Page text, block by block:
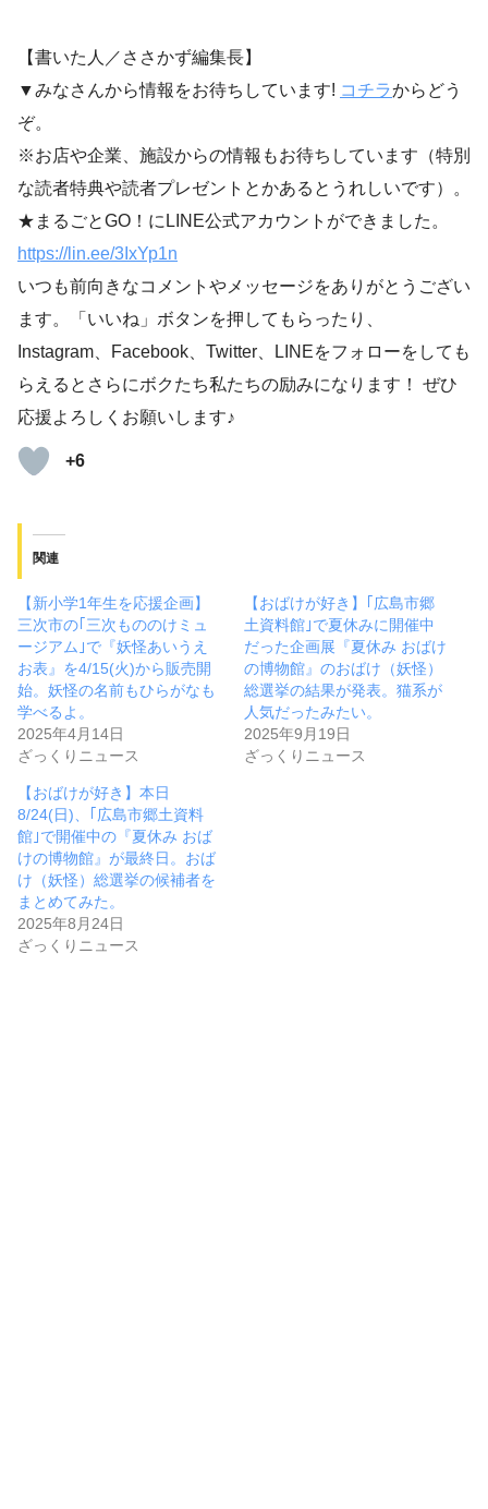
【書いた人／ささかず編集長】
▼みなさんから情報をお待ちしています! コチラからどう
ぞ。
※お店や企業、施設からの情報もお待ちしています（特別
な読者特典や読者プレゼントとかあるとうれしいです）。
★まるごとGO！にLINE公式アカウントができました。
https://lin.ee/3IxYp1n
いつも前向きなコメントやメッセージをありがとうござい
ます。「いいね」ボタンを押してもらったり、
Instagram、Facebook、Twitter、LINEをフォローをしても
らえるとさらにボクたち私たちの励みになります！ ぜひ
応援よろしくお願いします♪
+6
関連
【新小学1年生を応援企画】
三次市の｢三次もののけミュ
ージアム｣で『妖怪あいうえ
お表』を4/15(火)から販売開
始。妖怪の名前もひらがなも
学べるよ。
2025年4月14日
ざっくりニュース
【おばけが好き】｢広島市郷
土資料館｣で夏休みに開催中
だった企画展『夏休み おばけ
の博物館』のおばけ（妖怪）
総選挙の結果が発表。猫系が
人気だったみたい。
2025年9月19日
ざっくりニュース
【おばけが好き】本日
8/24(日)、｢広島市郷土資料
館｣で開催中の『夏休み おば
けの博物館』が最終日。おば
け（妖怪）総選挙の候補者を
まとめてみた。
2025年8月24日
ざっくりニュース